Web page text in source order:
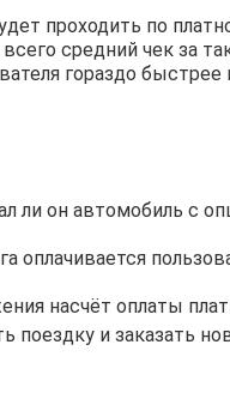
проходить по
средний чек за
гораздо быстрее
ли он автомобиль с
оплачивается
насчёт оплаты
поездку и заказать